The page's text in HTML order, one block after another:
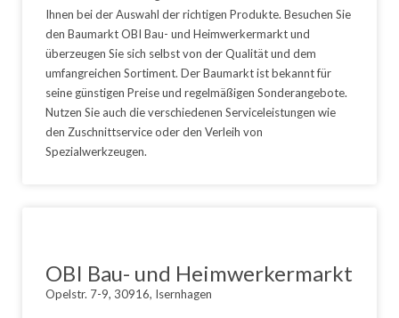
Ihnen bei der Auswahl der richtigen Produkte. Besuchen Sie
den Baumarkt OBI Bau- und Heimwerkermarkt und
überzeugen Sie sich selbst von der Qualität und dem
umfangreichen Sortiment. Der Baumarkt ist bekannt für
seine günstigen Preise und regelmäßigen Sonderangebote.
Nutzen Sie auch die verschiedenen Serviceleistungen wie
den Zuschnittservice oder den Verleih von
Spezialwerkzeugen.
OBI Bau- und Heimwerkermarkt
Opelstr. 7-9, 30916, Isernhagen